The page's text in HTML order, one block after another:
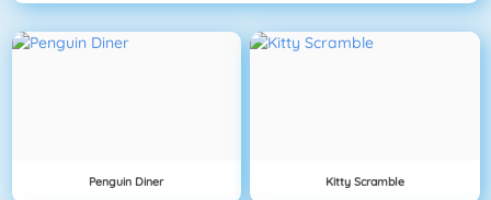
Penguin Diner Kitty Scramble